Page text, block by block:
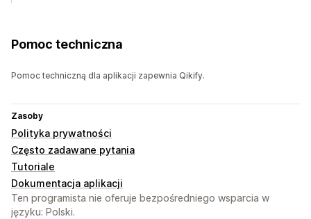
Pomoc techniczna
Pomoc techniczną dla aplikacji zapewnia Qikify.
Zasoby
Polityka prywatności
Często zadawane pytania
Tutoriale
Dokumentacja aplikacji
Ten programista nie oferuje bezpośredniego wsparcia w
języku: Polski.